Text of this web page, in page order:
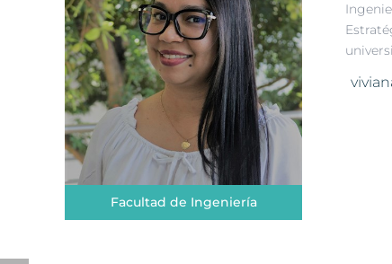
Facultad de Ingeniería